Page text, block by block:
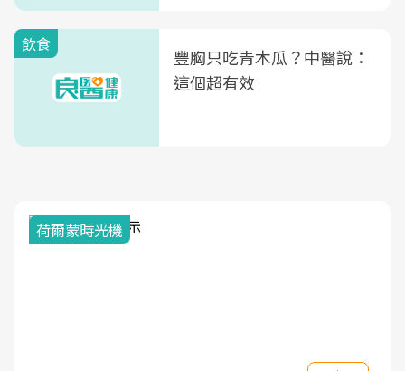
飲食
豐胸只吃青木瓜？中醫說：
這個超有效
荷爾蒙時光機